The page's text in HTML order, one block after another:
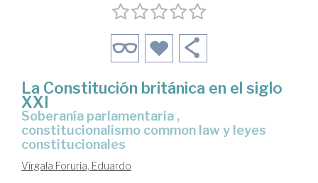
La Constitución británica en el siglo
XXI
Soberanía parlamentaria ,
constitucionalismo common law y leyes
constitucionales
Vírgala Foruria, Eduardo